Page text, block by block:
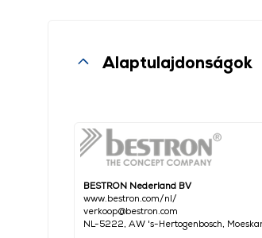
Alaptulajdonságok
BESTRON Nederland BV
www.bestron.com/nl/
verkoop@bestron.com
NL-5222, AW 's-Hertogenbosch,